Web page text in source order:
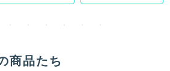
商品たち